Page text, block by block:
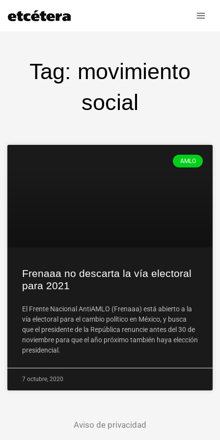
Tag: movimiento
social
AMLO
Frenaaa no descarta la vía electoral
para 2021
El Frente Nacional AntiAMLO (Frenaaa) está abierto a la
vía electoral para el cambio político en México, y busca
que el presidente de la República renuncie antes del 30 de
noviembre para que el año próximo también haya elección
presidencial.
7 octubre, 2020
Aviso de privacidad